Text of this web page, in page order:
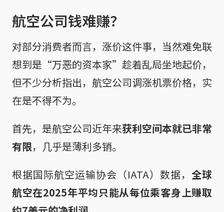
航空公司钱难赚？
对部分消费者而言，涨价这件事，当然难免联
想到是“万恶的资本家”趁着乱局坐地起价，
但不少分析指出，航空公司调涨机票价格，实
在是不得不为。
首先，是航空公司近年来获利空间本就已非常
有限，几乎是薄利多销。
根据国际航空运输协会（IATA）数据， 全球
航空在2025年平均只能从每位乘客身上赚取